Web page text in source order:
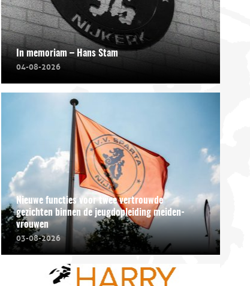
In memoriam – Hans Stam
04-08-2026
Nieuwe functies voor twee vertrouwde
gezichten binnen de jeugdopleiding meiden-
vrouwen
03-08-2026